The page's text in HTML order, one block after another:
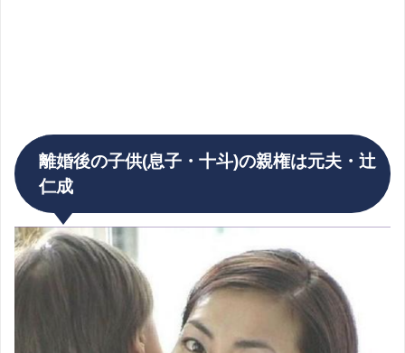
離婚後の子供(息子・十斗)の親権は元夫・辻
仁成